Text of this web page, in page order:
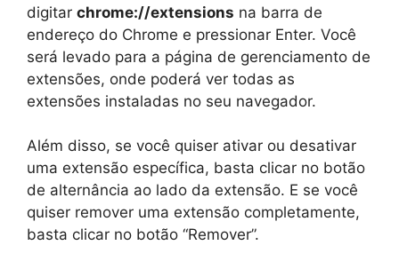
digitar chrome://extensions na barra de
endereço do Chrome e pressionar Enter. Você
será levado para a página de gerenciamento de
extensões, onde poderá ver todas as
extensões instaladas no seu navegador.
Além disso, se você quiser ativar ou desativar
uma extensão específica, basta clicar no botão
de alternância ao lado da extensão. E se você
quiser remover uma extensão completamente,
basta clicar no botão “Remover”.